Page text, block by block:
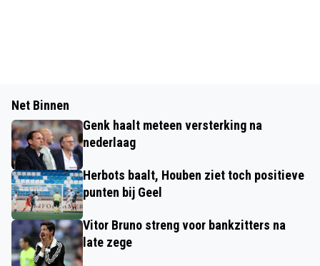
Net Binnen
Genk haalt meteen versterking na
nederlaag
Herbots baalt, Houben ziet toch positieve
punten bij Geel
Vitor Bruno streng voor bankzitters na
late zege